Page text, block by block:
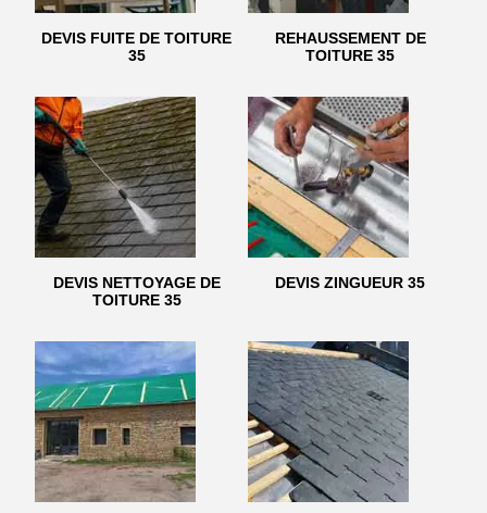
DEVIS FUITE DE TOITURE
35
REHAUSSEMENT DE
TOITURE 35
DEVIS NETTOYAGE DE
TOITURE 35
DEVIS ZINGUEUR 35